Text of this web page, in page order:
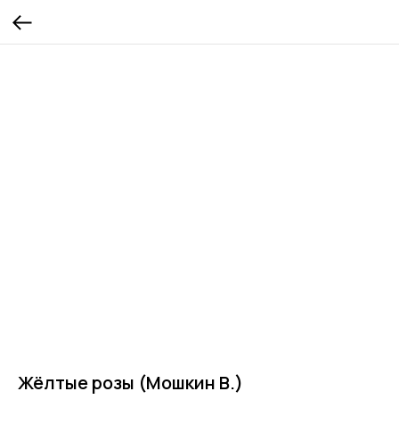
Жёлтые розы (Мошкин В.)